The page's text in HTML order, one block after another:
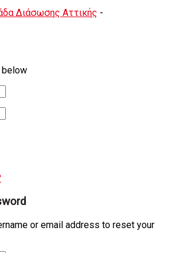
Διάσωσης Αττικής -
below
or email address to reset your